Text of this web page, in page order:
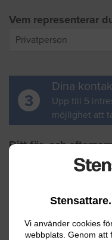
Vi använder cookies
webbplats. Genom att
Vem representerar
3
Dina
Upp till 5
möjlighet att
Ditt för- och
Din e-postadress